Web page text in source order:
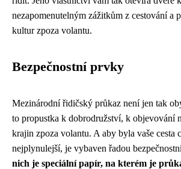
nezapomenutelným zážitkům z cestování a
kultur zpoza volantu.
Bezpečnostní prvky
Mezinárodní řidičský průkaz není jen tak
to propustka k dobrodružství, k objevování
krajin zpoza volantu. A aby byla vaše cesta
nejplynulejší, je vybaven řadou
nich je speciální papír, na kterém je